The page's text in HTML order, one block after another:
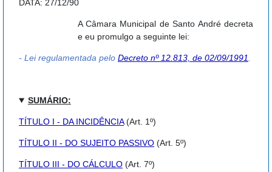
DATA: 27/12/90
A Câmara Municipal de Santo André decreta
e eu promulgo a seguinte lei:
- Lei regulamentada pelo Decreto nº 12.813, de 02/09/1991
SUMÁRIO:
TÍTULO I - DA INCIDÊNCIA(Art. 1º)
TÍTULO II - DO SUJEITO PASSIVO (Art. 5º)
TÍTULO III - DO CÁLCULO (Art. 7º)